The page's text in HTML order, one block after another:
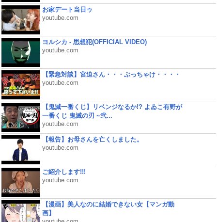
お家デート当日ゥ
youtube.com
ヨルシカ - 思想犯(OFFICIAL VIDEO)
youtube.com
【緊急対談】宮迫さん・・・ぶっちゃけ・・・・
youtube.com
【鬼滅一番くじ】リベンジなるか!? よゐこ有野が
一番くじ 鬼滅の刃 ~弐...
youtube.com
【報告】お母さんを亡くしました。
youtube.com
ご紹介します!!!
youtube.com
【漫画】美人なのに結婚できない女【マンガ動
画】